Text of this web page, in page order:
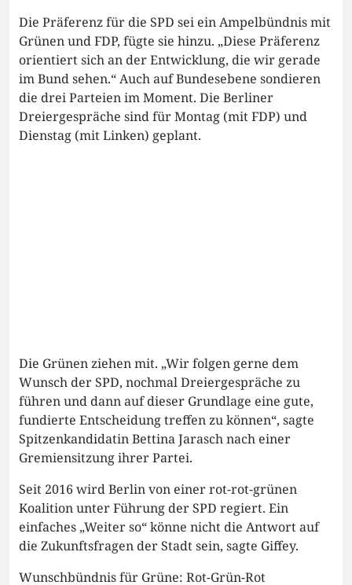
Die Präferenz für die SPD sei ein Ampelbündnis mit
Grünen und FDP, fügte sie hinzu. „Diese Präferenz
orientiert sich an der Entwicklung, die wir gerade
im Bund sehen.“ Auch auf Bundesebene sondieren
die drei Parteien im Moment. Die Berliner
Dreiergespräche sind für Montag (mit FDP) und
Dienstag (mit Linken) geplant.
Die Grünen ziehen mit. „Wir folgen gerne dem
Wunsch der SPD, nochmal Dreiergespräche zu
führen und dann auf dieser Grundlage eine gute,
fundierte Entscheidung treffen zu können“, sagte
Spitzenkandidatin Bettina Jarasch nach einer
Gremiensitzung ihrer Partei.
Seit 2016 wird Berlin von einer rot-rot-grünen
Koalition unter Führung der SPD regiert. Ein
einfaches „Weiter so“ könne nicht die Antwort auf
die Zukunftsfragen der Stadt sein, sagte Giffey.
Wunschbündnis für Grüne: Rot-Grün-Rot